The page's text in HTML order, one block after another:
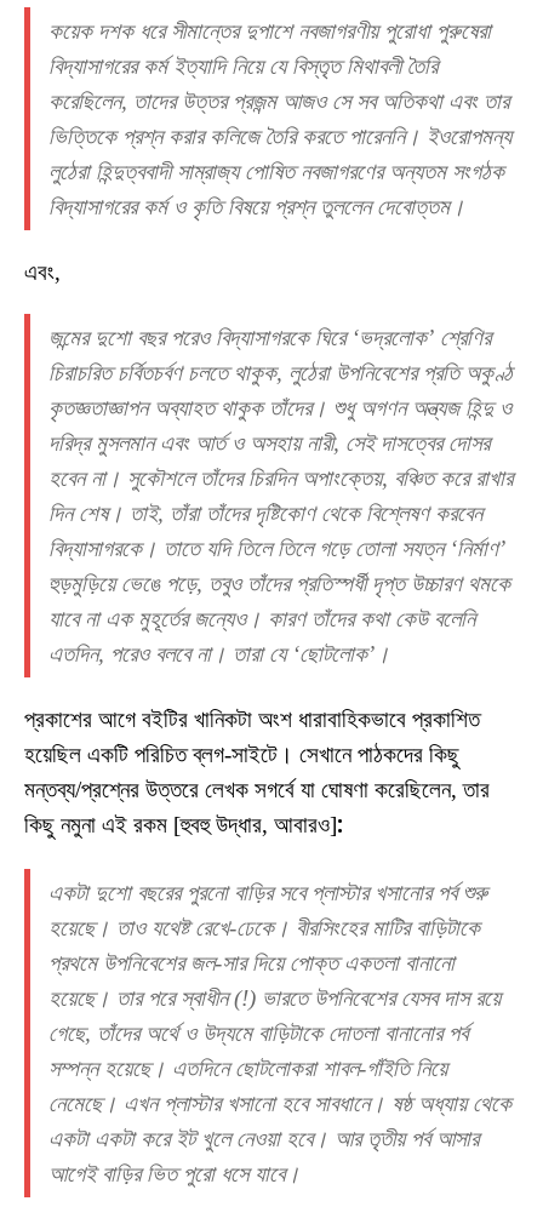
কয়েক দশক ধরে সীমান্তের দুপাশে নবজাগরণীয় পুরোধা পুরুষেরা
বিদ্যাসাগরের কর্ম ইত্যাদি নিয়ে যে বিস্তৃত মিথাবলী তৈরি
করেছিলেন, তাদের উত্তর প্রজন্ম আজও সে সব অতিকথা এবং তার
ভিত্তিকে প্রশ্ন করার কলিজে তৈরি করতে পারেননি। ইওরোপমন্য
লুঠেরা হিন্দুত্ববাদী সাম্রাজ্য পোষিত নবজাগরণের অন্যতম সংগঠক
বিদ্যাসাগরের কর্ম ও কৃতি বিষয়ে প্রশ্ন তুললেন দেবোত্তম।
এবং,
জন্মের দুশো বছর পরেও বিদ্যাসাগরকে ঘিরে ‘ভদ্রলোক’ শ্রেণির
চিরাচরিত চর্বিতচর্বণ চলতে থাকুক, লুঠেরা উপনিবেশের প্রতি অকুণ্ঠ
কৃতজ্ঞতাজ্ঞাপন অব্যাহত থাকুক তাঁদের। শুধু অগণন অন্ত্যজ হিন্দু ও
দরিদ্র মুসলমান এবং আর্ত ও অসহায় নারী, সেই দাসত্বের দোসর
হবেন না। সুকৌশলে তাঁদের চিরদিন অপাংক্তেয়, বঞ্চিত করে রাখার
দিন শেষ। তাই, তাঁরা তাঁদের দৃষ্টিকোণ থেকে বিশ্লেষণ করবেন
বিদ্যাসাগরকে। তাতে যদি তিলে তিলে গড়ে তোলা সযত্ন ‘নির্মাণ’
হুড়মুড়িয়ে ভেঙে পড়ে, তবুও তাঁদের প্রতিস্পর্ধী দৃপ্ত উচ্চারণ থমকে
যাবে না এক মুহূর্তের জন্যেও। কারণ তাঁদের কথা কেউ বলেনি
এতদিন, পরেও বলবে না। তারা যে ‘ছোটলোক’।
প্রকাশের আগে বইটির খানিকটা অংশ ধারাবাহিকভাবে প্রকাশিত
হয়েছিল একটি পরিচিত ব্লগ-সাইটে। সেখানে পাঠকদের কিছু
মন্তব্য/প্রশ্নের উত্তরে লেখক সগর্বে যা ঘোষণা করেছিলেন, তার
কিছু নমুনা এই রকম [হুবহু উদ্ধার, আবারও]:
একটা দুশো বছরের পুরনো বাড়ির সবে প্লাস্টার খসানোর পর্ব শুরু
হয়েছে। তাও যথেষ্ট রেখে-ঢেকে। বীরসিংহের মাটির বাড়িটাকে
প্রথমে উপনিবেশের জল-সার দিয়ে পোক্ত একতলা বানানো
হয়েছে। তার পরে স্বাধীন (!) ভারতে উপনিবেশের যেসব দাস রয়ে
গেছে, তাঁদের অর্থে ও উদ্যমে বাড়িটাকে দোতলা বানানোর পর্ব
সম্পন্ন হয়েছে। এতদিনে ছোটলোকরা শাবল-গাঁইতি নিয়ে
নেমেছে। এখন প্লাস্টার খসানো হবে সাবধানে। ষষ্ঠ অধ্যায় থেকে
একটা একটা করে ইট খুলে নেওয়া হবে। আর তৃতীয় পর্ব আসার
আগেই বাড়ির ভিত পুরো ধসে যাবে।